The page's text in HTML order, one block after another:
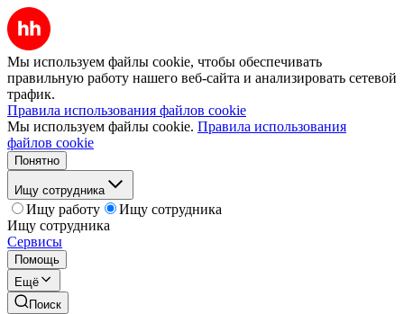
Мы используем файлы cookie, чтобы обеспечивать
правильную работу нашего веб-сайта и анализировать сетевой
трафик.
Правила использования файлов cookie
Мы используем файлы cookie. Правила использования
файлов cookie
Понятно
Ищу сотрудника
Ищу работу
Ищу сотрудника
Ищу сотрудника
Сервисы
Помощь
Ещё
Поиск